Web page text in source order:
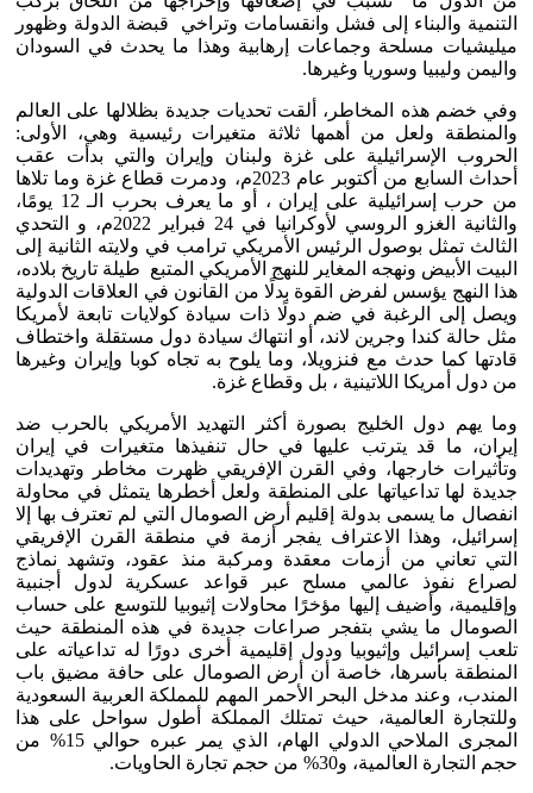
التنمية والبناء إلى فشل وانقسامات وتراخي قبضة الدولة وظهور
ميليشيات مسلحة وجماعات إرهابية وهذا ما يحدث في السودان
واليمن وليبيا وسوريا وغيرها.
وفي خضم هذه المخاطر، ألقت تحديات جديدة بظلالها على العالم
والمنطقة ولعل من أهمها ثلاثة متغيرات رئيسية وهي، الأولى:
الحروب الإسرائيلية على غزة ولبنان وإيران والتي بدأت عقب
أحداث السابع من أكتوبر عام 2023م، ودمرت قطاع غزة وما تلاها
من حرب إسرائيلية على إيران ، أو ما يعرف بحرب الـ 12 يومًا،
والثانية الغزو الروسي لأوكرانيا في 24 فبراير 2022م، و التحدي
الثالث تمثل بوصول الرئيس الأمريكي ترامب في ولايته الثانية إلى
البيت الأبيض ونهجه المغاير للنهج الأمريكي المتبع طيلة تاريخ بلاده،
هذا النهج يؤسس لفرض القوة بدلًا من القانون في العلاقات الدولية
ويصل إلى الرغبة في ضم دولًا ذات سيادة كولايات تابعة لأمريكا
مثل حالة كندا وجرين لاند، أو انتهاك سيادة دول مستقلة واختطاف
قادتها كما حدث مع فنزويلا، وما يلوح به تجاه كوبا وإيران وغيرها
من دول أمريكا اللاتينية ، بل وقطاع غزة.
وما يهم دول الخليج بصورة أكثر التهديد الأمريكي بالحرب ضد
إيران، ما قد يترتب عليها في حال تنفيذها متغيرات في إيران
وتأثيرات خارجها، وفي القرن الإفريقي ظهرت مخاطر وتهديدات
جديدة لها تداعياتها على المنطقة ولعل أخطرها يتمثل في محاولة
انفصال ما يسمى بدولة إقليم أرض الصومال التي لم تعترف بها إلا
إسرائيل، وهذا الاعتراف يفجر أزمة في منطقة القرن الإفريقي
التي تعاني من أزمات معقدة ومركبة منذ عقود، وتشهد نماذج
لصراع نفوذ عالمي مسلح عبر قواعد عسكرية لدول أجنبية
وإقليمية، وأضيف إليها مؤخرًا محاولات إثيوبيا للتوسع على حساب
الصومال ما يشي بتفجر صراعات جديدة في هذه المنطقة حيث
تلعب إسرائيل وإثيوبيا ودول إقليمية أخرى دورًا له تداعياته على
المنطقة بأسرها، خاصة أن أرض الصومال على حافة مضيق باب
المندب، وعند مدخل البحر الأحمر المهم للمملكة العربية السعودية
وللتجارة العالمية، حيث تمتلك المملكة أطول سواحل على هذا
المجرى الملاحي الدولي الهام، الذي يمر عبره حوالي 15% من
حجم التجارة العالمية، و30% من حجم تجارة الحاويات.